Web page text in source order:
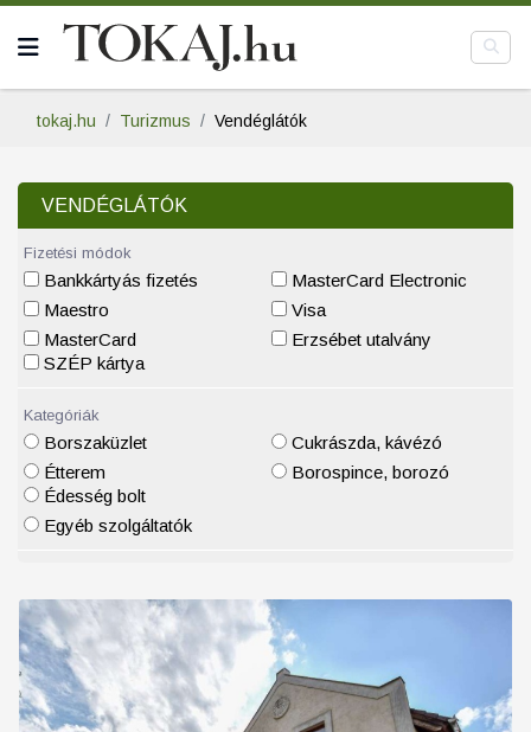
tokaj.hu Turizmus Vendéglátók
VENDÉGLÁTÓK
Fizetési módok
Bankkártyás fizetés
Maestro
MasterCard
MasterCard Electronic
Visa
Erzsébet utalvány
SZÉP kártya
Kategóriák
Borszaküzlet
Étterem
Cukrászda, kávézó
Borospince, borozó
Édesség bolt
Egyéb szolgáltatók